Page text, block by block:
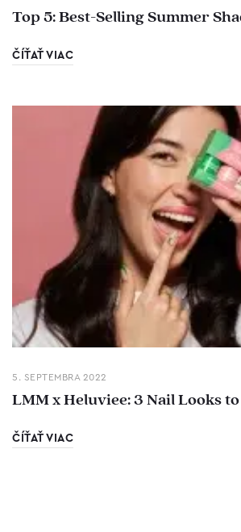
Top 5: Best-Selling Summer
ČÍŤAŤ VIAC
5. SEPTEMBRA 2022
LMM x Heluviee: 3 Nail Looks
ČÍŤAŤ VIAC